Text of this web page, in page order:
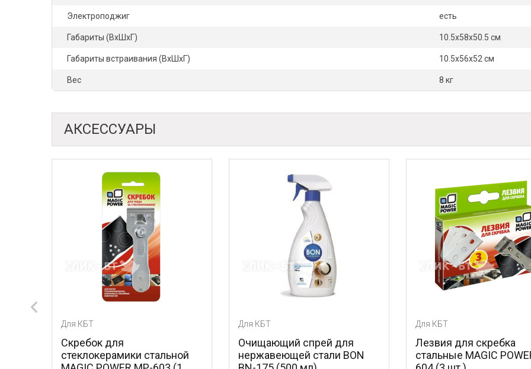
Электроподжиг есть
Габариты (ВхШхГ) 10.5х58х50.5 см
Габариты встраивания (ВхШхГ) 10.5х56х52 см
Вес 8 кг
АКСЕССУАРЫ
Для КБТ
Скребок для
стеклокерамики стальной
Для КБТ
Очищающий спрей для
нержавеющей стали BON
Для КБТ
Лезвия для скребка
стальные MAGIC